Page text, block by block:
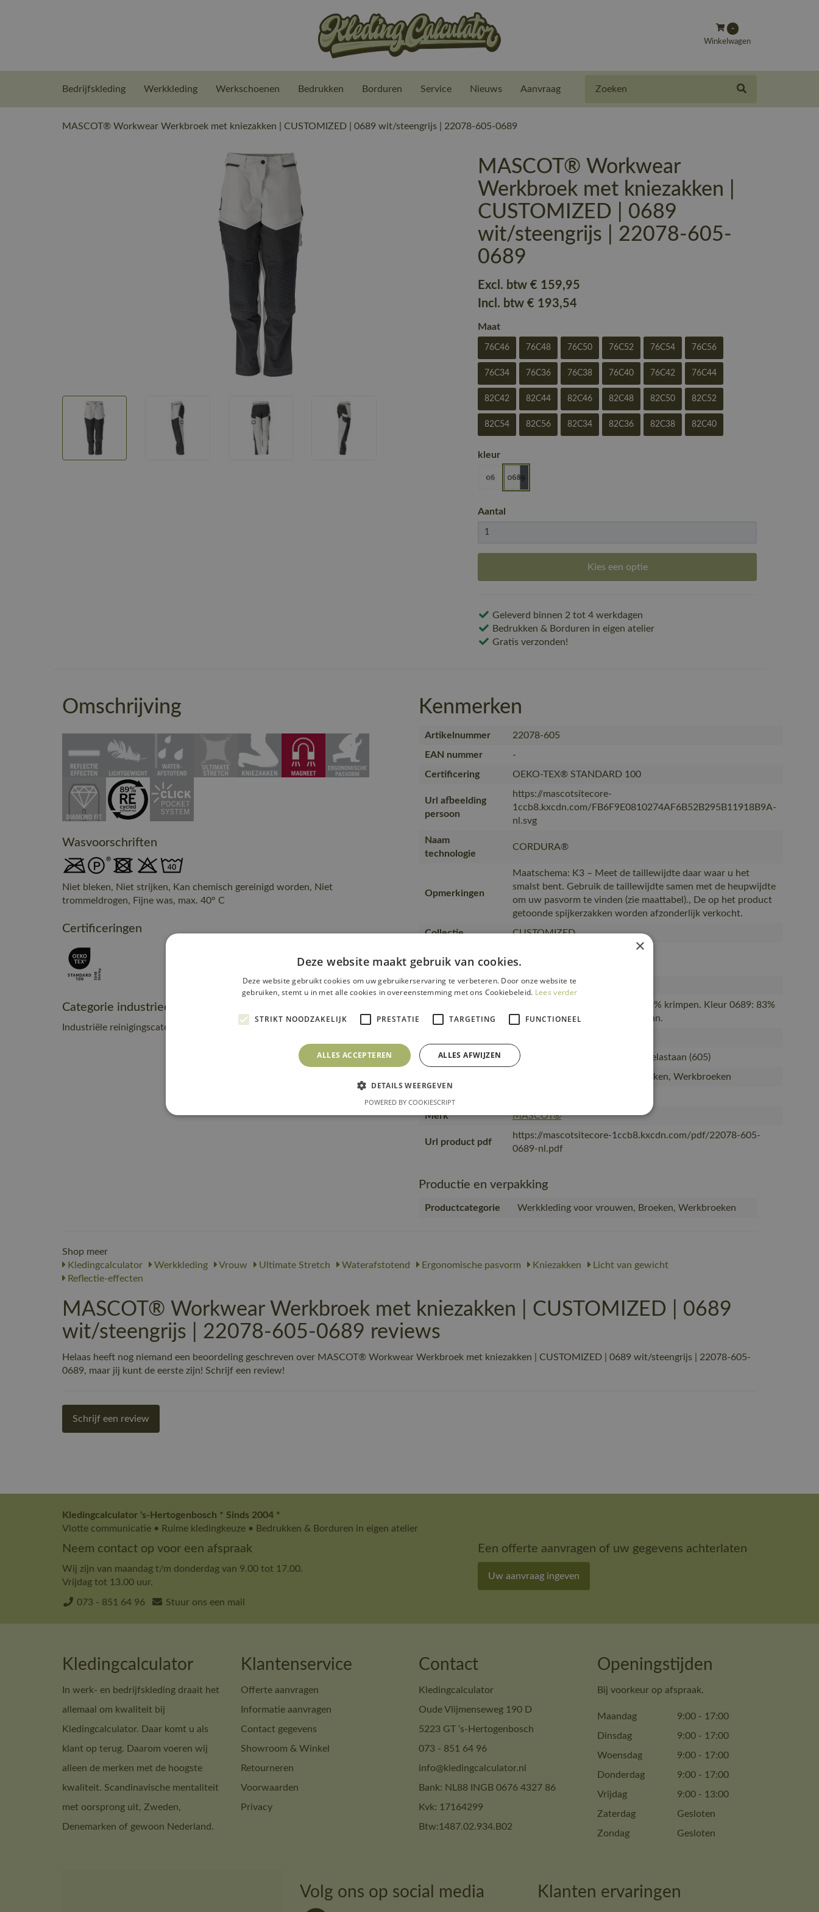
-
Winkelwagen
Bedrijfskleding Werkkleding Werkschoenen Bedrukken Borduren Service Nieuws Aanvraag
MASCOT® Workwear Werkbroek met kniezakken | CUSTOMIZED | 0689 wit/steengrijs | 22078-605-0689
MASCOT® Workwear
Werkbroek met kniezakken |
CUSTOMIZED | 0689
wit/steengrijs | 22078-605-
0689
Excl. btw€ 159,95
Incl. btw€ 193,54
Maat
76C46 76C48 76C50 76C52 76C54 76C56
76C34 76C36 76C38 76C40 76C42 76C44
82C42 82C44 82C46 82C48 82C50 82C52
82C54 82C56 82C34 82C36 82C38 82C40
kleur
Aantal
Kies een optie
Geleverd binnen 2 tot 4 werkdagen
Bedrukken & Borduren in eigen atelier
Gratis verzonden!
Omschrijving
Wasvoorschriften
Niet bleken, Niet strijken, Kan chemisch gereinigd worden, Niet
trommeldrogen, Fijne was, max. 40° C
Certificeringen
Categorie industrieel onderhoud
Industriële reinigingscategorie C2
Kenmerken
Artikelnummer
22078-605
EAN nummer
-
Certificering
OEKO-TEX® STANDARD 100
Url afbeelding
persoon
https://mascotsitecore-
1ccb8.kxcdn.com/FB6F9E0810274AF6B52B295B11918B9A-
nl.svg
Naam
technologie
CORDURA®
Opmerkingen
Maatschema: K3 – Meet de taillewijdte daar waar u het
smalst bent. Gebruik de taillewijdte samen met de heupwijdte
om uw pasvorm te vinden (zie maattabel)., De op het product
getoonde spijkerzakken worden afzonderlijk verkocht.
Collectie
CUSTOMIZED
kleur nummer
22078-605-0689
Kleur
wit/steengrijs - 0689
kw…
ULTIMATE STRETCH. Kan max. 3% krimpen. Kleur 0689: 83%
gerecycled polyester/17% elastaan.
Kwaliteit
89% gerecycled polyamide/11% elastaan (605)
Werkkleding voor vrouwen, Broeken, Werkbroeken
Merk
MASCOT®
Url product pdf
https://mascotsitecore-1ccb8.kxcdn.com/pdf/22078-605-
0689-nl.pdf
Productie en verpakking
Productcategorie Werkkleding voor vrouwen, Broeken, Werkbroeken
Shop meer
Kledingcalculator
Werkkleding Vrouw Ultimate Stretch Waterafstotend Ergonomische pasvorm Kniezakken
Licht van gewicht
Reflectie-effecten
MASCOT® Workwear Werkbroek met kniezakken | CUSTOMIZED | 0689
wit/steengrijs | 22078-605-0689 reviews
Helaas heeft nog niemand een beoordeling geschreven over MASCOT® Workwear Werkbroek met kniezakken | CUSTOMIZED | 0689 wit/steengrijs | 22078-605-
0689, maar jij kunt de eerste zijn! Schrijf een review!
Schrijf een review
Kledingcalculator 's-Hertogenbosch * Sinds 2004 *
Vlotte communicatie • Ruime kledingkeuze • Bedrukken & Borduren in eigen atelier
Neem contact op voor een afspraak
Wij zijn van maandag t/m donderdag van 9.00 tot 17.00.
Vrijdag tot 13.00 uur.
073 - 851 64 96 Stuur ons een mail
Een offerte aanvragen of uw gegevens achterlaten
Uw aanvraag ingeven
Kledingcalculator
In werk- en bedrijfskleding draait het
allemaal om kwaliteit bij
Kledingcalculator. Daar komt u als
klant op terug. Daarom voeren wij
alleen de merken met de hoogste
kwaliteit. Scandinavische mentaliteit
met oorsprong uit, Zweden,
Denemarken of gewoon Nederland.
Klantenservice
Offerte aanvragen
Informatie aanvragen
Contact gegevens
Showroom & Winkel
Retourneren
Voorwaarden
Privacy
Contact
Kledingcalculator
Oude Vlijmenseweg 190 D
5223 GT ‘s-Hertogenbosch
073 - 851 64 96
info@kledingcalculator.nl
Bank: NL88 INGB 0676 4327 86
Kvk: 17164299
Btw:1487.02.934.B02
Openingstijden
Bij voorkeur op afspraak.
Maandag 9:00 - 17:00
Dinsdag
9:00 - 17:00
Woensdag
9:00 - 17:00
Donderdag
9:00 - 17:00
Vrijdag
9:00 - 13:00
Zaterdag
Gesloten
Zondag
Gesloten
Volg ons op social media Klanten ervaringen
×
Deze website maakt gebruik van cookies.
Deze website gebruikt cookies om uw gebruikerservaring te verbeteren. Door onze website te
gebruiken, stemt u in met alle cookies in overeenstemming met ons Cookiebeleid. Lees verder
STRIKT NOODZAKELIJK PRESTATIE TARGETING FUNCTIONEEL
ALLES ACCEPTEREN ALLES AFWIJZEN
DETAILS WEERGEVEN
POWERED BY COOKIESCRIPT